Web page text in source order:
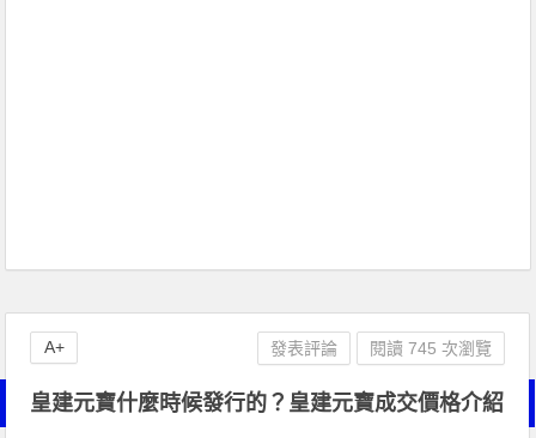
皇建元寶什麼時候發行的？皇建元寶成交價格介紹
發表評論 閱讀 745 次瀏覽
A+